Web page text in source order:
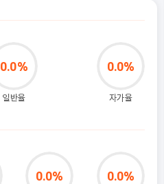
0.0%
일반율
0.0%
자가율
0.0% 0.0%